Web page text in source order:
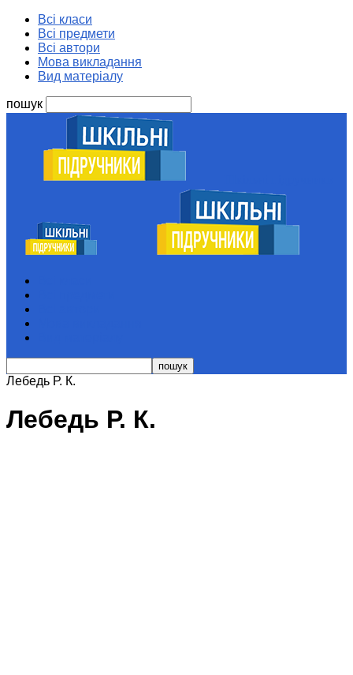
Всі класи
Всі предмети
Всі автори
Мова викладання
Вид матеріалу
пошук
Лебедь Р. К.
Лебедь Р. К.